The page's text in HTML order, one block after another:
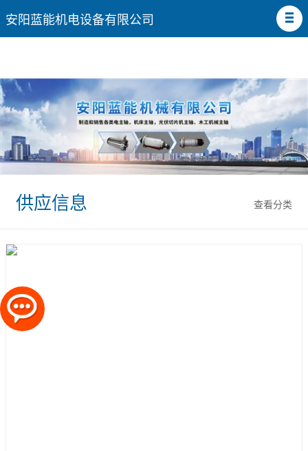
安阳蓝能机电设备有限公司
查看分类
供应信息